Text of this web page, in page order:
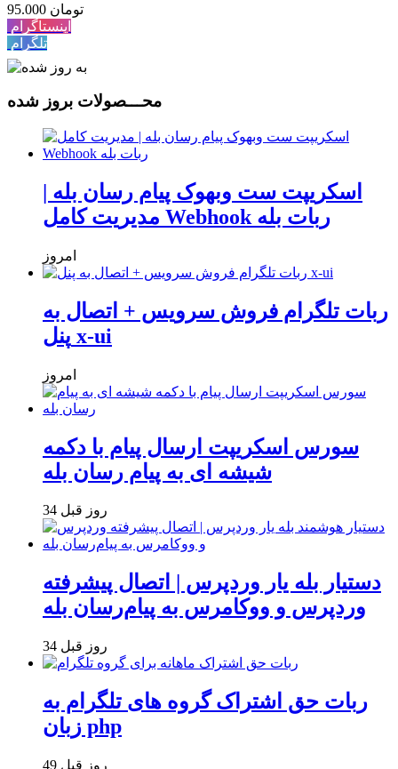
95.000 تومان
اینستاگرام
تلگرام
محـــصولات بروز شده
اسکریپت ست وبهوک پیام رسان بله |
مدیریت کامل Webhook ربات بله
امروز
ربات تلگرام فروش سرویس + اتصال به
پنل x-ui
امروز
سورس اسکریپت ارسال پیام با دکمه
شیشه ای به پیام رسان بله
34 روز قبل
دستیار بله یار وردپرس | اتصال پیشرفته
وردپرس و ووکامرس به پیام‌رسان بله
34 روز قبل
ربات حق اشتراک گروه های تلگرام به
زبان php
49 روز قبل